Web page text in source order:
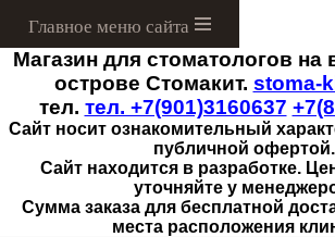
Магазин для стоматологов на
острове Стомакит. stoma-
тел. тел. +7(901)3160637
Сайт носит ознакомительный
публичной офертой.
Сайт находится в разработке.
уточняйте у
Сумма заказа для бесплатной
места расположения
Menu